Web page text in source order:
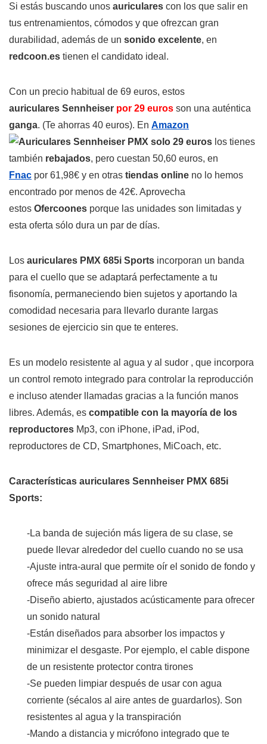
Si estás buscando unos auriculares con los que salir en
tus entrenamientos, cómodos y que ofrezcan gran
durabilidad, además de un sonido excelente, en
redcoon.es tienen el candidato ideal.
Con un precio habitual de 69 euros, estos
auriculares Sennheiser por 29 euros son una auténtica
ganga. (Te ahorras 40 euros). En Amazon
los tienes
también rebajados, pero cuestan 50,60 euros, en
Fnac por 61,98€ y en otras tiendas online no lo hemos
encontrado por menos de 42€. Aprovecha
estos Ofercoones porque las unidades son limitadas y
esta oferta sólo dura un par de días.
Los auriculares PMX 685i Sports incorporan un banda
para el cuello que se adaptará perfectamente a tu
fisonomía, permaneciendo bien sujetos y aportando la
comodidad necesaria para llevarlo durante largas
sesiones de ejercicio sin que te enteres.
Es un modelo resistente al agua y al sudor , que incorpora
un control remoto integrado para controlar la reproducción
e incluso atender llamadas gracias a la función manos
libres. Además, es compatible con la mayoría de los
reproductores Mp3, con iPhone, iPad, iPod,
reproductores de CD, Smartphones, MiCoach, etc.
Características auriculares Sennheiser PMX 685i
Sports:
-La banda de sujeción más ligera de su clase, se
puede llevar alrededor del cuello cuando no se usa
-Ajuste intra-aural que permite oír el sonido de fondo y
ofrece más seguridad al aire libre
-Diseño abierto, ajustados acústicamente para ofrecer
un sonido natural
-Están diseñados para absorber los impactos y
minimizar el desgaste. Por ejemplo, el cable dispone
de un resistente protector contra tirones
-Se pueden limpiar después de usar con agua
corriente (sécalos al aire antes de guardarlos). Son
resistentes al agua y la transpiración
-Mando a distancia y micrófono integrado que te